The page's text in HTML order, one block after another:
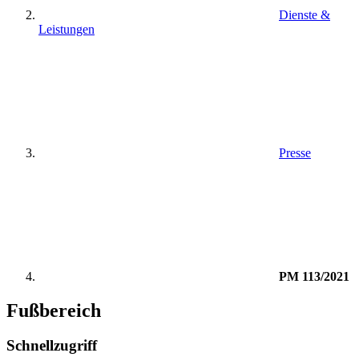
Dienste &
Leistungen
Presse
PM 113/2021
Fußbereich
Schnellzugriff